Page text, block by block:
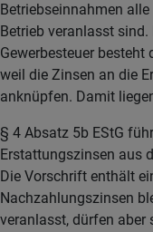
Betriebseinnahmen
Betrieb veranlasst
Gewerbesteuer
weil die Zinsen an die
anknüpfen. Damit
§ 4 Absatz 5b EStG
Erstattungszinsen aus
Die Vorschrift enthält
Nachzahlungszinsen
veranlasst, dürfen aber